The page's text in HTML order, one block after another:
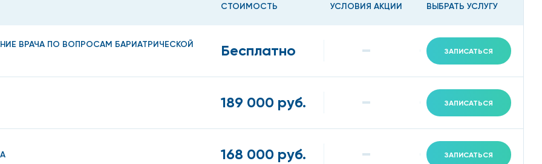
СТОИМОСТЬ УСЛОВИЯ АКЦИИ ВЫБРАТЬ УСЛУГУ
ВРАЧА ПО ВОПРОСАМ БАРИАТРИЧЕСКОЙ
Бесплатно ЗАПИСАТЬСЯ
189 000 руб. ЗАПИСАТЬСЯ
168 000 руб. ЗАПИСАТЬСЯ